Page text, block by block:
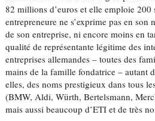
82 millions d’euros et elle emploie 200
entrepreneure ne s’exprime pas en
de son entreprise, ni encore moins en
qualité de représentante légitime des
entreprises allemandes – toutes des
mains de la famille fondatrice – autant
elles, des noms prestigieux dans tous
(BMW, Aldi, Würth, Bertelsmann,
mais aussi beaucoup d’ETI et de très